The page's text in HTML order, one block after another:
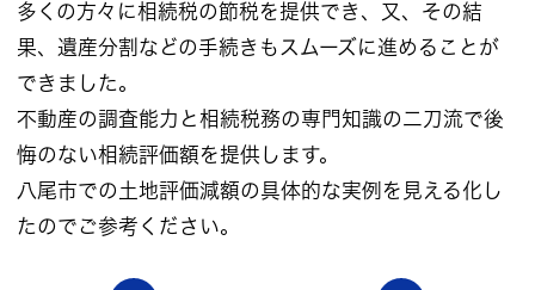
多くの方々に相続税の節税を提供でき、又、その結
果、遺産分割などの手続きもスムーズに進めることが
できました。
不動産の調査能力と相続税務の専門知識の二刀流で後
悔のない相続評価額を提供します。
八尾市での土地評価減額の具体的な実例を見える化し
たのでご参考ください。